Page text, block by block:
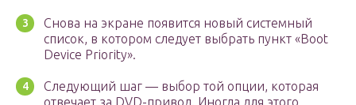
Снова на экране появится новый системный
список, в котором следует выбрать пункт «Boot
Device Priority».
Следующий шаг — выбор той опции, которая
отвечает за DVD-привод. Иногда для этого